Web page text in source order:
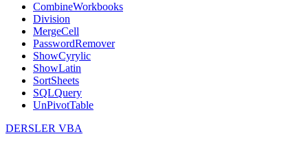
CombineWorkbooks
Division
MergeCell
PasswordRemover
ShowCyrylic
ShowLatin
SortSheets
SQLQuery
UnPivotTable
DERSLER VBA